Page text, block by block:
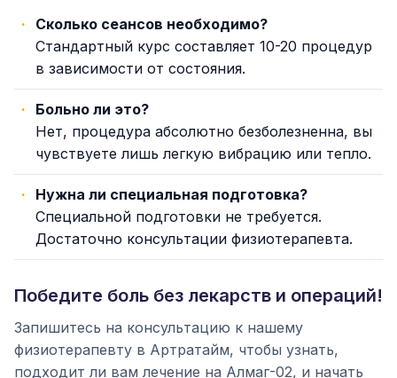
Сколько сеансов необходимо?
Стандартный курс составляет 10-20 процедур
в зависимости от состояния.
Больно ли это?
Нет, процедура абсолютно безболезненна, вы
чувствуете лишь легкую вибрацию или тепло.
Нужна ли специальная подготовка?
Специальной подготовки не требуется.
Достаточно консультации физиотерапевта.
Победите боль без лекарств и операций!
Запишитесь на консультацию к нашему
физиотерапевту в Артратайм, чтобы узнать,
подходит ли вам лечение на Алмаг-02, и начать